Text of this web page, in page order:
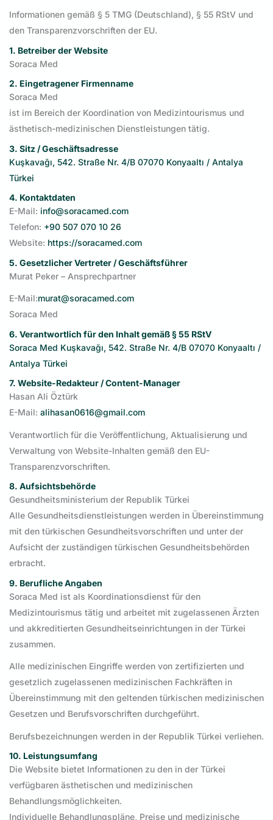
Informationen gemäß § 5 TMG (Deutschland), § 55 RStV und
den Transparenzvorschriften der EU.
1. Betreiber der Website
Soraca Med
2. Eingetragener Firmenname
Soraca Med
ist im Bereich der Koordination von Medizintourismus und
ästhetisch-medizinischen Dienstleistungen tätig.
3. Sitz / Geschäftsadresse
Kuşkavağı, 542. Straße Nr. 4/B 07070 Konyaaltı / Antalya
Türkei
4. Kontaktdaten
E-Mail: info@soracamed.com
Telefon: +90 507 070 10 26
Website: https://soracamed.com
5. Gesetzlicher Vertreter / Geschäftsführer
Murat Peker – Ansprechpartner
E-Mail:murat@soracamed.com
Soraca Med
6. Verantwortlich für den Inhalt gemäß § 55 RStV
Soraca Med Kuşkavağı, 542. Straße Nr. 4/B 07070 Konyaaltı /
Antalya Türkei
7. Website-Redakteur / Content-Manager
Hasan Ali Öztürk
E-Mail: alihasan0616@gmail.com
Verantwortlich für die Veröffentlichung, Aktualisierung und
Verwaltung von Website-Inhalten gemäß den EU-
Transparenzvorschriften.
8. Aufsichtsbehörde
Gesundheitsministerium der Republik Türkei
Alle Gesundheitsdienstleistungen werden in Übereinstimmung
mit den türkischen Gesundheitsvorschriften und unter der
Aufsicht der zuständigen türkischen Gesundheitsbehörden
erbracht.
9. Berufliche Angaben
Soraca Med ist als Koordinationsdienst für den
Medizintourismus tätig und arbeitet mit zugelassenen Ärzten
und akkreditierten Gesundheitseinrichtungen in der Türkei
zusammen.
Alle medizinischen Eingriffe werden von zertifizierten und
gesetzlich zugelassenen medizinischen Fachkräften in
Übereinstimmung mit den geltenden türkischen medizinischen
Gesetzen und Berufsvorschriften durchgeführt.
Berufsbezeichnungen werden in der Republik Türkei verliehen.
10. Leistungsumfang
Die Website bietet Informationen zu den in der Türkei
verfügbaren ästhetischen und medizinischen
Behandlungsmöglichkeiten.
Individuelle Behandlungspläne, Preise und medizinische